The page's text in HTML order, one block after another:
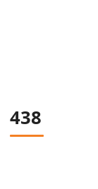
438